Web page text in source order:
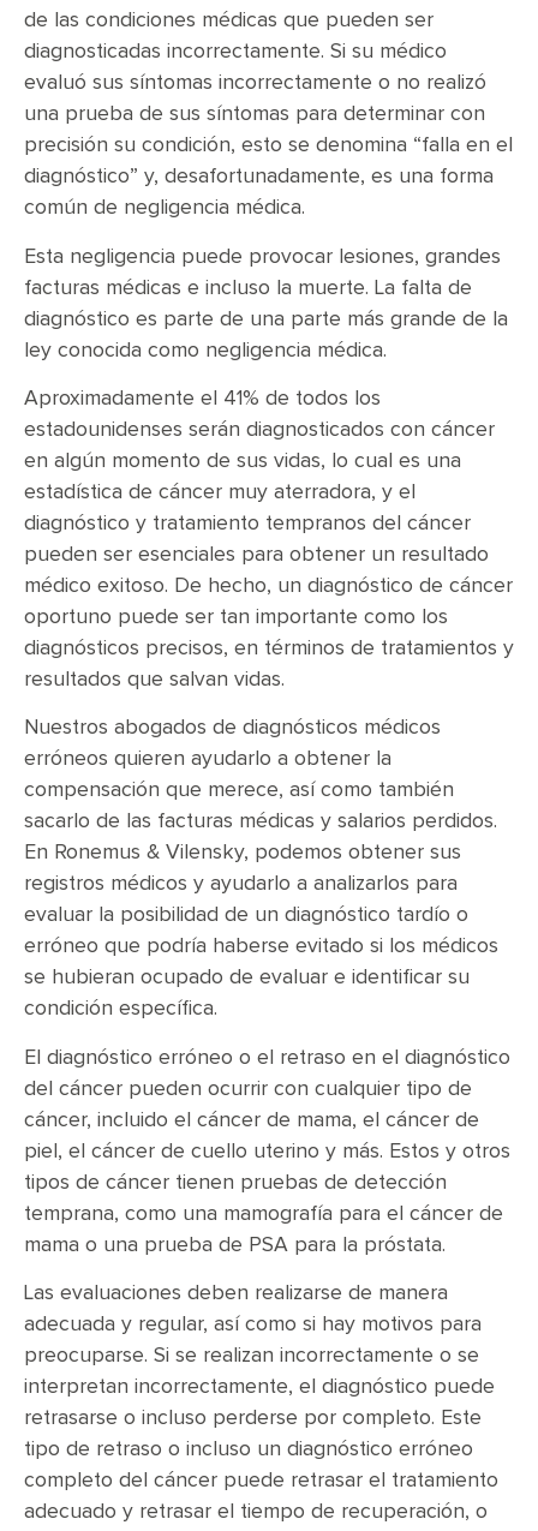
de las condiciones médicas que pueden ser
diagnosticadas incorrectamente. Si su médico
evaluó sus síntomas incorrectamente o no realizó
una prueba de sus síntomas para determinar con
precisión su condición, esto se denomina “falla en el
diagnóstico” y, desafortunadamente, es una forma
común de negligencia médica.
Esta negligencia puede provocar lesiones, grandes
facturas médicas e incluso la muerte. La falta de
diagnóstico es parte de una parte más grande de la
ley conocida como negligencia médica.
Aproximadamente el 41% de todos los
estadounidenses serán diagnosticados con cáncer
en algún momento de sus vidas, lo cual es una
estadística de cáncer muy aterradora, y el
diagnóstico y tratamiento tempranos del cáncer
pueden ser esenciales para obtener un resultado
médico exitoso. De hecho, un diagnóstico de cáncer
oportuno puede ser tan importante como los
diagnósticos precisos, en términos de tratamientos y
resultados que salvan vidas.
Nuestros abogados de diagnósticos médicos
erróneos quieren ayudarlo a obtener la
compensación que merece, así como también
sacarlo de las facturas médicas y salarios perdidos.
En Ronemus & Vilensky, podemos obtener sus
registros médicos y ayudarlo a analizarlos para
evaluar la posibilidad de un diagnóstico tardío o
erróneo que podría haberse evitado si los médicos
se hubieran ocupado de evaluar e identificar su
condición específica.
El diagnóstico erróneo o el retraso en el diagnóstico
del cáncer pueden ocurrir con cualquier tipo de
cáncer, incluido el cáncer de mama, el cáncer de
piel, el cáncer de cuello uterino y más. Estos y otros
tipos de cáncer tienen pruebas de detección
temprana, como una mamografía para el cáncer de
mama o una prueba de PSA para la próstata.
Las evaluaciones deben realizarse de manera
adecuada y regular, así como si hay motivos para
preocuparse. Si se realizan incorrectamente o se
interpretan incorrectamente, el diagnóstico puede
retrasarse o incluso perderse por completo. Este
tipo de retraso o incluso un diagnóstico erróneo
completo del cáncer puede retrasar el tratamiento
adecuado y retrasar el tiempo de recuperación, o